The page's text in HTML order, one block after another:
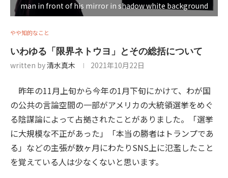
man in front of his mirror in shadow white background
やや知的なこと
いわゆる「限界ネトウヨ」とその総括について
written by清水真木 2021年10月22日
昨年の11月上旬から今年の1月下旬にかけて、わが国
の公共の言論空間の一部がアメリカの大統領選挙をめぐ
る陰謀論によって占拠されたことがありました。「選挙
に大規模な不正があった」「本当の勝者はトランプであ
る」などの主張が数ヶ月にわたりSNS上に氾濫したこと
を覚えている人は少なくないと思います。